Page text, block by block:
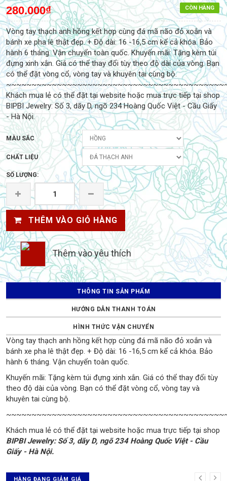
CÒN HÀNG
280.000₫
Vòng tay thạch anh hồng kết hợp cùng đá mã não đỏ xoắn và
bánh xe pha lê thật đẹp. + Độ dài: 16 -16,5 cm kể cả khóa. Bảo
hành 6 tháng. Vận chuyển toàn quốc. Khuyến mãi: Tặng kèm túi
đựng xinh xắn. Giá có thể thay đổi tùy theo độ dài của vòng. Bạn
có thể đặt vòng cổ, vòng tay và khuyên tai cùng bộ.
Khách mua lẻ có thể đặt tại website hoặc mua trực tiếp tại shop
BIPBI Jewelry: Số 3, dãy D, ngõ 234 Hoàng Quốc Việt - Cầu Giấy
- Hà Nội.
MÀU SẮC
CHẤT LIỆU
SỐ LƯỢNG:
THÊM VÀO GIỎ HÀNG
Thêm vào yêu thích
THÔNG TIN SẢN PHẨM
HƯỚNG DẪN THANH TOÁN
HÌNH THỨC VẬN CHUYỂN
Vòng tay thạch anh hồng kết hợp cùng đá mã não đỏ xoắn và
bánh xe pha lê thật đẹp. + Độ dài: 16 -16,5 cm kể cả khóa. Bảo
hành 6 tháng. Vận chuyển toàn quốc.
Khuyến mãi: Tặng kèm túi đựng xinh xắn. Giá có thể thay đổi tùy
theo độ dài của vòng. Bạn có thể đặt vòng cổ, vòng tay và
khuyên tai cùng bộ.
Khách mua lẻ có thể đặt tại website hoặc mua trực tiếp tại shop
BIPBI Jewelry: Số 3, dãy D, ngõ 234 Hoàng Quốc Việt - Cầu
Giấy - Hà Nội.
HÀNG ĐANG GIẢM GIÁ